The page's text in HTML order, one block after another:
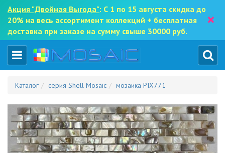
Акция "Двойная Выгода": С 1 по 15 августа скидка до
20% на весь ассортимент коллекций + бесплатная
доставка при заказе на сумму свыше 30000 руб.
×
Каталог серия Shell Mosaic мозаика PIX771